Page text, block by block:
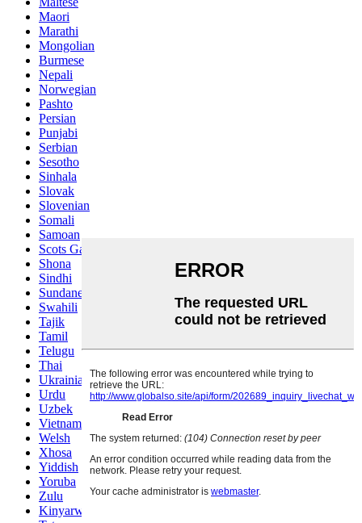
Maori
Marathi
Mongolian
Burmese
Nepali
Norwegian
Pashto
Persian
Punjabi
Serbian
Sesotho
Sinhala
Slovak
Slovenian
Somali
Samoan
Scots Gaelic
Shona
Sindhi
Sundanese
Swahili
Tajik
Tamil
Telugu
Thai
Ukrainian
Urdu
Uzbek
Vietnamese
Welsh
Xhosa
Yiddish
Yoruba
Zulu
Kinyarwanda